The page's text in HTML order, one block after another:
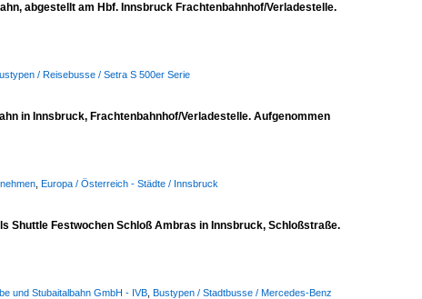
abgestellt am Hbf. Innsbruck Frachtenbahnhof/Verladestelle.
/ Reisebusse / Setra S 500er Serie
in Innsbruck, Frachtenbahnhof/Verladestelle. Aufgenommen
Europa / Österreich - Städte / Innsbruck
Shuttle Festwochen Schloß Ambras in Innsbruck, Schloßstraße.
und Stubaitalbahn GmbH - IVB Bustypen / Stadtbusse / Mercedes-Benz